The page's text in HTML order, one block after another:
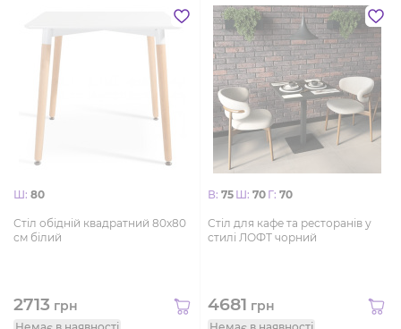
Ш: 80
Стіл обідній квадратний 80х80
см білий
2713 грн
В: 75 Ш: 70 Г: 70
Стіл для кафе та ресторанів у
стилі ЛОФТ чорний
4681 грн